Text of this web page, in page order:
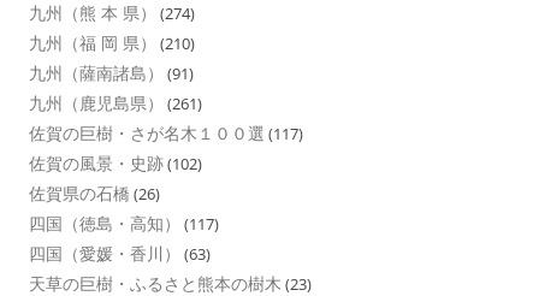
九州（熊 本 県） (274)
九州（福 岡 県） (210)
九州（薩南諸島） (91)
九州（鹿児島県） (261)
佐賀の巨樹・さが名木１００選 (117)
佐賀の風景・史跡(102)
佐賀県の石橋 (26)
四国（徳島・高知） (117)
四国（愛媛・香川） (63)
天草の巨樹・ふるさと熊本の樹木 (23)